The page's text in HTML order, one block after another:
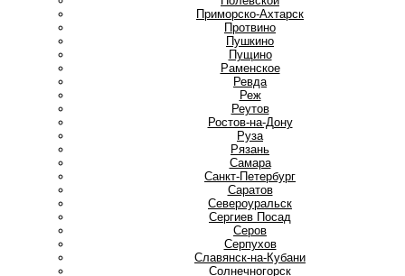
Приморско-Ахтарск
Протвино
Пушкино
Пущино
Раменское
Ревда
Реж
Реутов
Ростов-на-Дону
Руза
Рязань
Самара
Санкт-Петербург
Саратов
Североуральск
Сергиев Посад
Серов
Серпухов
Славянск-на-Кубани
Солнечногорск